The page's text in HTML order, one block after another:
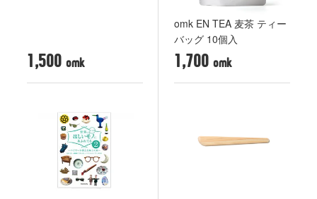
1,500
omk EN TEA 麦茶 ティー
バッグ 10個入
1,700